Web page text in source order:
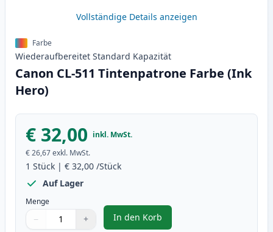
Vollständige Details anzeigen
Farbe
Wiederaufbereitet Standard Kapazität
Canon CL-511 Tintenpatrone Farbe (Ink
Hero)
€ 32,00 inkl. MwSt.
€ 26,67exkl. MwSt.
1 Stück | € 32,00 /Stück
Auf Lager
Menge
Verwenden Sie die Tasten, um anzupassen
− +
1
In den Korb
, Canon CL-511 Tintenpatrone